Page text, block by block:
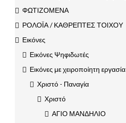
ΦΩΤΙΖΟΜΕΝΑ
ΡΟΛΟΪΑ / ΚΑΘΡΕΠΤΕΣ ΤΟΙΧΟΥ
Εικόνες
Εικόνες Ψηφιδωτές
Εικόνες με χειροποίητη εργασία
Χριστό - Παναγία
Χριστό
ΑΓΙΟ ΜΑΝΔΗΛΙΟ